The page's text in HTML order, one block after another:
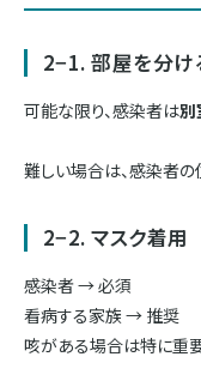
2−1. 部屋を分け
可能な限り、感染者は別
難しい場合は、感染者の
2−2. マスク着用
感染者 → 必須
看病する家族 → 推奨
咳がある場合は特に重要